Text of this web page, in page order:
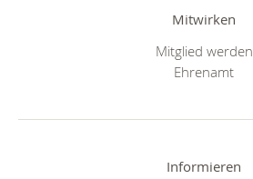
Mitwirken
Mitglied werden
Ehrenamt
Informieren